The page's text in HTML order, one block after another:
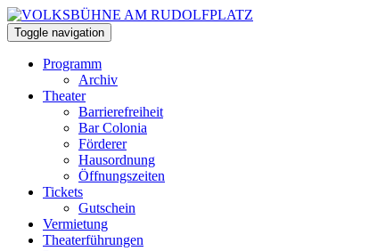
Toggle navigation
Programm
Archiv
Theater
Barrierefreiheit
Bar Colonia
Förderer
Hausordnung
Öffnungszeiten
Tickets
Gutschein
Vermietung
Theaterführungen